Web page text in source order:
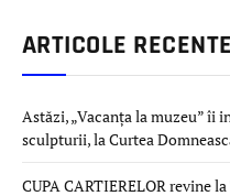
ARTICOLE RECENTE
Astăzi, „Vacanța la muzeu” îi
sculpturii, la Curtea
CUPA CARTIERELOR revine